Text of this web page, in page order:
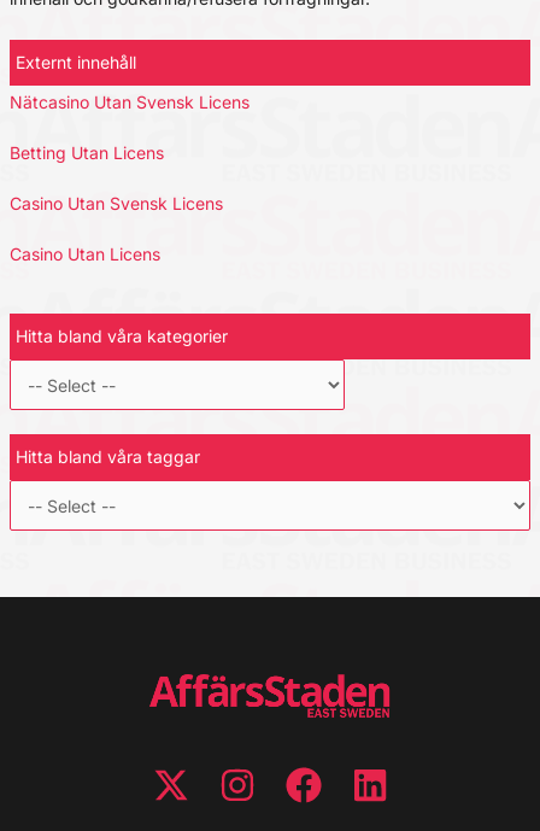
Externt innehåll
Nätcasino Utan Svensk Licens
Betting Utan Licens
Casino Utan Svensk Licens
Casino Utan Licens
Hitta bland våra kategorier
Hitta bland våra taggar